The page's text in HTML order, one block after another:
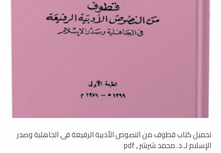
تحميل كتاب قطوف من النصوص الأدبية الرفيعة فى الجاهلية وصدر
الإسلام لـ د. محمد شرشر , pdf